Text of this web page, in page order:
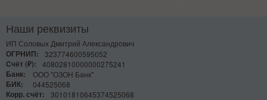
Наши реквизиты
ИП Соловых Дмитрий Александрович
ОГРНИП:
323774600595052
Счёт (₽):
40802810000000275241
Банк:
ООО "ОЗОН Банк"
БИК:
044525068
Корр. счёт:
30101810645374525068